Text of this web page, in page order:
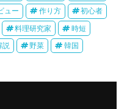
ュー 作り方 初心者
料理研究家 時短
説 野菜 韓国